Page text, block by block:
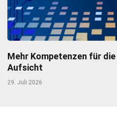
Mehr Kompetenzen für
Aufsicht
29. Juli 2026